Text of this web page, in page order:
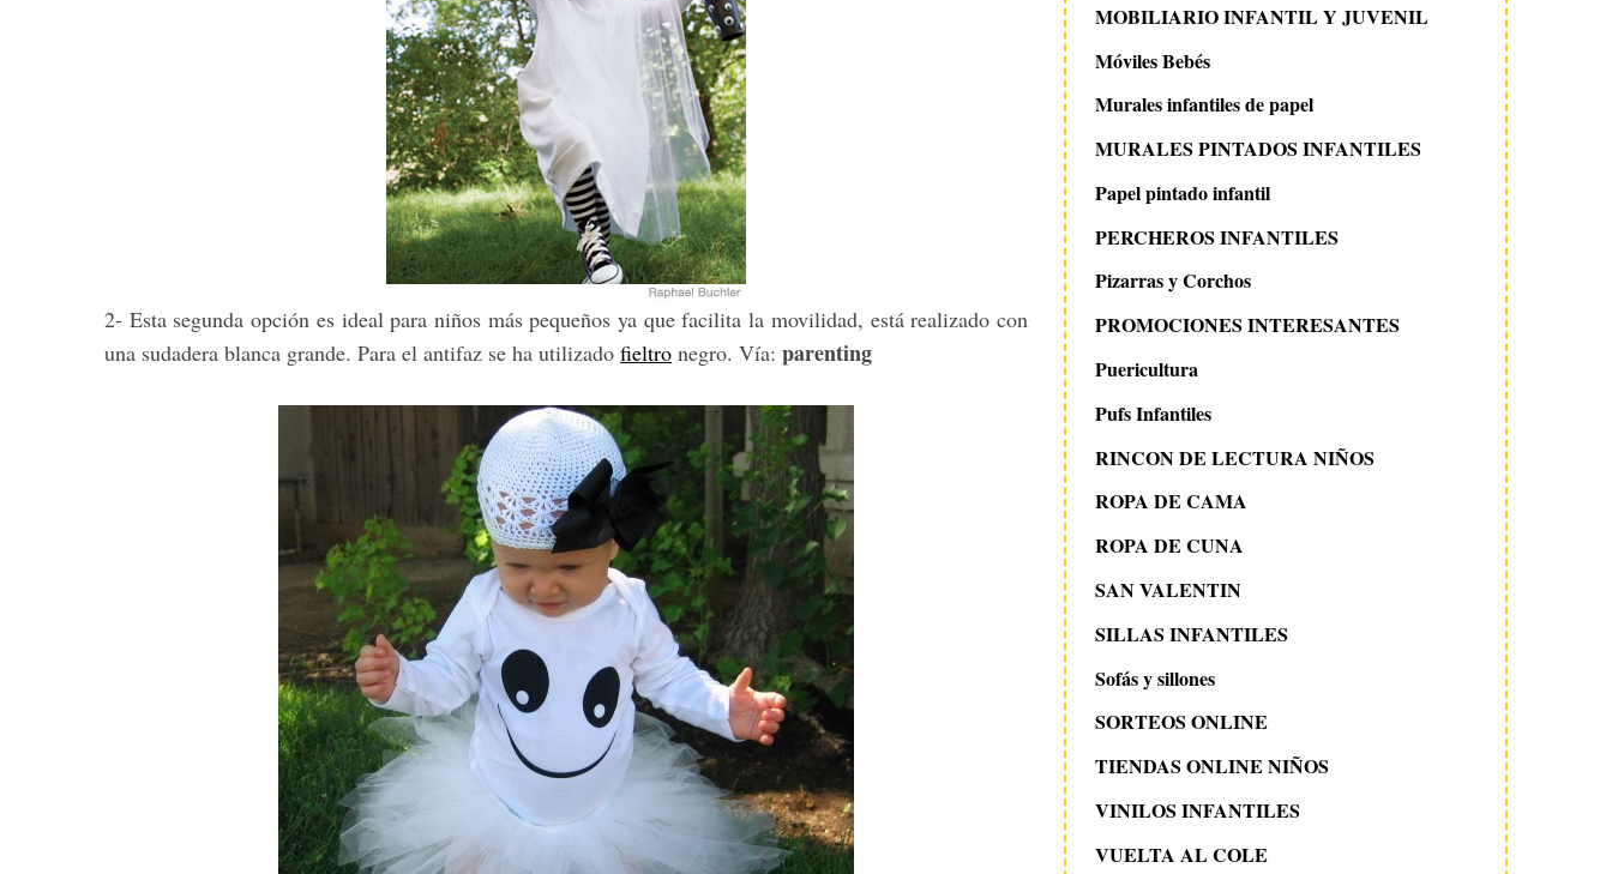
2- Esta segunda opción es ideal para niños más pequeños ya que facilita la movilidad, está realizado con
una sudadera blanca grande. Para el antifaz se ha utilizado fieltro negro. Vía: parenting
MOBILIARIO INFANTIL Y JUVENIL
Móviles Bebés
Murales infantiles de papel
MURALES PINTADOS INFANTILES
Papel pintado infantil
PERCHEROS INFANTILES
Pizarras y Corchos
PROMOCIONES INTERESANTES
Puericultura
Pufs Infantiles
RINCON DE LECTURA NIÑOS
ROPA DE CAMA
ROPA DE CUNA
SAN VALENTIN
SILLAS INFANTILES
Sofás y sillones
SORTEOS ONLINE
TIENDAS ONLINE NIÑOS
VINILOS INFANTILES
VUELTA AL COLE